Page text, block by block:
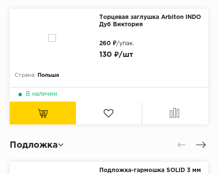
Торцевая заглушка Arbiton INDO
Дуб Виктория
Страна: Польша
130 ₽/шт
260 ₽/упак.
В наличии
Подложка
Подложка-гармошка SOLID 3 мм